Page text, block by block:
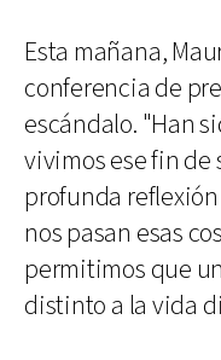
Esta mañana,
conferencia de
escándalo. "Han
vivimos ese fin de
profunda
nos pasan esas
permitimos que
distinto a la vida